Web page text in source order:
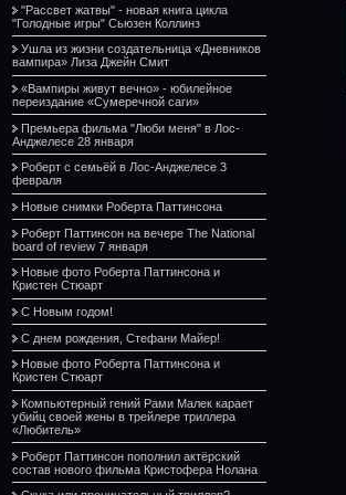
"Рассвет жатвы" - новая книга цикла
"Голодные игры" Сьюзен Коллинз
Ушла из жизни создательница «Дневников
вампира» Лиза Джейн Смит
«Вампиры живут вечно» - юбилейное
переиздание «Сумеречной саги»
Премьера фильма "Люби меня" в Лос-
Анджелесе 28 января
Роберт с семьёй в Лос-Анджелесе 3
февраля
Новые снимки Роберта Паттинсона
Роберт Паттинсон на вечере The National
board of review 7 января
Новые фото Роберта Паттинсона и
Кристен Стюарт
С Новым годом!
С днем рождения, Стефани Майер!
Новые фото Роберта Паттинсона и
Кристен Стюарт
Компьютерный гений Рами Малек карает
убийц своей жены в трейлере триллера
«Любитель»
Роберт Паттинсон пополнил актёрский
состав нового фильма Кристофера Нолана